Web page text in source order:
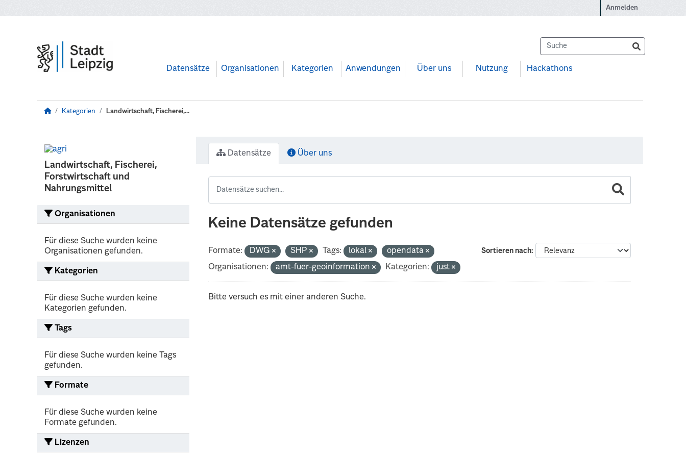
Anmelden
Datensätze Organisationen Kategorien Anwendungen Über uns Nutzung Hackathons
Kategorien Landwirtschaft, Fischerei,...
Landwirtschaft, Fischerei,
Forstwirtschaft und
Nahrungsmittel
Organisationen
Für diese Suche wurden keine
Organisationen gefunden.
Kategorien
Für diese Suche wurden keine
Kategorien gefunden.
Tags
Für diese Suche wurden keine Tags
gefunden.
Formate
Für diese Suche wurden keine
Formate gefunden.
Lizenzen
Datensätze Über uns
Keine Datensätze gefunden
Sortieren nach
Formate: DWG SHP Tags: lokal
opendata
Organisationen:
amt-fuer-geoinformation Kategorien: just
Bitte versuch es mit einer anderen Suche.